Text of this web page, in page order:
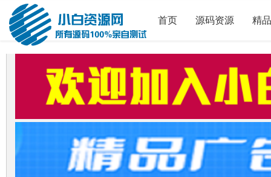
首页 源码资源 精